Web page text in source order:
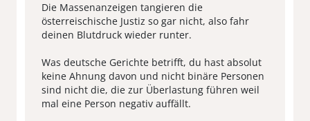
Die Massenanzeigen tangieren die
österreischische Justiz so gar nicht, also fahr
deinen Blutdruck wieder runter.
Was deutsche Gerichte betrifft, du hast absolut
keine Ahnung davon und nicht binäre Personen
sind nicht die, die zur Überlastung führen weil
mal eine Person negativ auffällt.